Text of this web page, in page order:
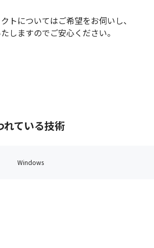
トについてはご希望をお伺いし、
しますのでご安心ください。
れている技術
Windows